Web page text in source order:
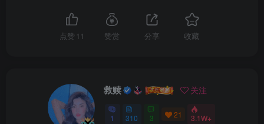
点赞 11 赞赏 分享 收藏
救赎 关注
1 310 3 21 3.1W+